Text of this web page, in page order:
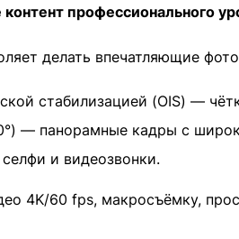
профессионального
делать впечатляющие
стабилизацией (OIS) —
— панорамные кадры с
и видеозвонки.
4K/60 fps, макросъёмку,